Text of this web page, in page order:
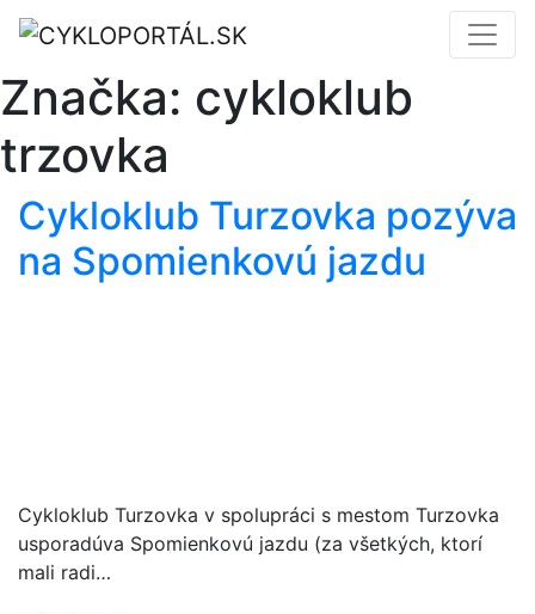
Značka: cykloklub
trzovka
Cykloklub Turzovka pozýva
na Spomienkovú jazdu
Cykloklub Turzovka v spolupráci s mestom Turzovka
usporadúva Spomienkovú jazdu (za všetkých, ktorí
mali radi…